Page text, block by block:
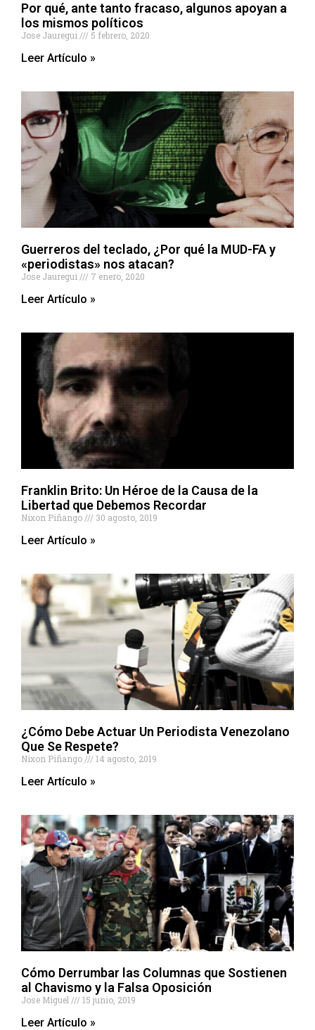
Por qué, ante tanto fracaso, algunos apoyan a
los mismos políticos
Jose Jauregui 5 febrero, 2020
Leer Artículo »
Guerreros del teclado, ¿Por qué la MUD-FA y
«periodistas» nos atacan?
Jose Jauregui 7 enero, 2020
Leer Artículo »
Franklin Brito: Un Héroe de la Causa de la
Libertad que Debemos Recordar
Nixon Piñango 30 agosto, 2019
Leer Artículo »
¿Cómo Debe Actuar Un Periodista Venezolano
Que Se Respete?
Nixon Piñango 14 agosto, 2019
Leer Artículo »
Cómo Derrumbar las Columnas que Sostienen
al Chavismo y la Falsa Oposición
Jose Miguel 15 junio, 2019
Leer Artículo »